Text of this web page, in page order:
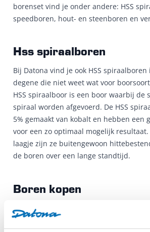
borenset vind je onder andere: HSS
speedboren, hout- en steenboren en
Hss spiraalboren
Bij Datona vind je ook HSS spiraalboren
degene die niet weet wat voor
HSS spiraalboor is een boor waarbij de
spiraal worden afgevoerd. De HSS
5% gemaakt van kobalt en hebben een
voor een zo optimaal mogelijk
laagje zijn ze buitengewoon
de boren over een lange standtijd.
Boren kopen
Bij Datona is het altijd voordelig boren
worden ze gratis naar je toegestuurd